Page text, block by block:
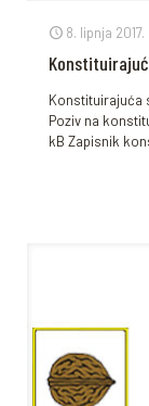
8. lipnja 2017.
Konstituirajuća
Poziv na
kB Zapisnik